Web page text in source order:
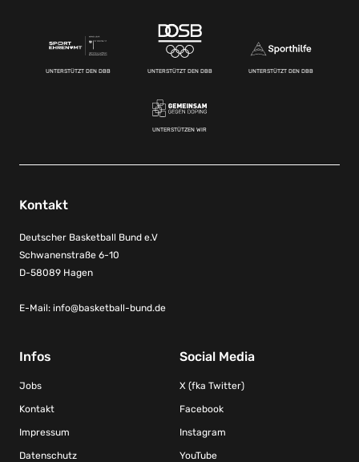
UNTERSTÜTZT DEN DBB UNTERSTÜTZT DEN DBB UNTERSTÜTZT DEN DBB
UNTERSTÜTZEN WIR
Kontakt
Deutscher Basketball Bund e.V
Schwanenstraße 6-10
D-58089 Hagen
E-Mail: info@basketball-bund.de
Infos
Jobs
Kontakt
Impressum
Datenschutz
Social Media
X (fka Twitter)
Facebook
Instagram
YouTube